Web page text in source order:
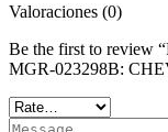
Valoraciones (0)
Be the first to review
MGR-023298B: